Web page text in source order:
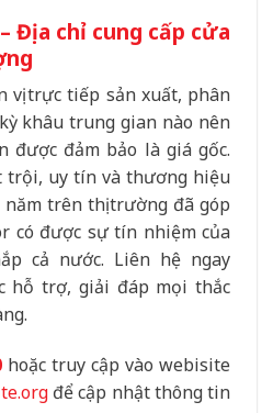
Địa chỉ cung cấp cửa
vị trực tiếp sản xuất, phân
khâu trung gian nào nên
được đảm bảo là giá gốc.
trội, uy tín và thương hiệu
trên thị trường đã góp
có được sự tín nhiệm của
cả nước. Liên hệ ngay
hỗ trợ, giải đáp mọi thắc
hoặc truy cập vào webisite
để cập nhật thông tin